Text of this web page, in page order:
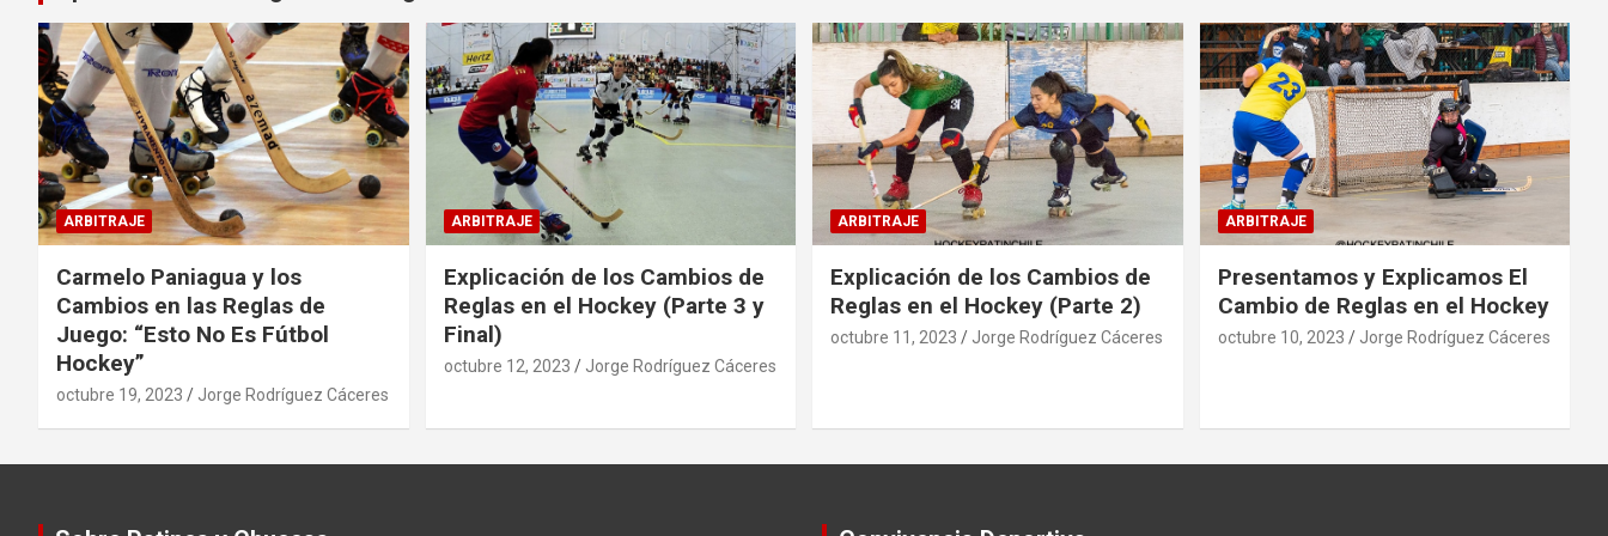
ARBITRAJE
Carmelo Paniagua y los
Cambios en las Reglas de
Juego: “Esto No Es Fútbol
Hockey”
octubre 19, 2023 Jorge Rodríguez Cáceres
ARBITRAJE
Explicación de los Cambios de
Reglas en el Hockey (Parte 3 y
Final)
octubre 12, 2023 Jorge Rodríguez Cáceres
ARBITRAJE
Explicación de los Cambios de
Reglas en el Hockey (Parte 2)
octubre 11, 2023 Jorge Rodríguez Cáceres
ARBITRAJE
Presentamos y Explicamos El
Cambio de Reglas en el Hockey
octubre 10, 2023 Jorge Rodríguez Cáceres